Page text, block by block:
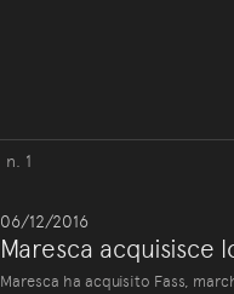
n. 1
06/12/2016
Maresca acquisisce
Maresca ha acquisito Fass,